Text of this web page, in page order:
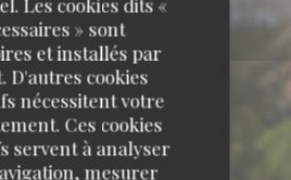
» sont
et installés par
D'autres cookies
nécessitent votre
Ces cookies
servent à analyser
mesurer